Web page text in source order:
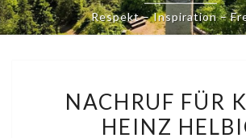
Respekt – Inspiration –
FÜR
KARL-
NACHRUF FÜR
HEINZ